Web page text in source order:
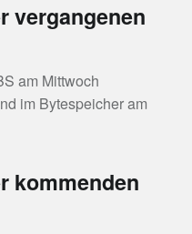
vergangenen
am Mittwoch
im Bytespeicher am
kommenden